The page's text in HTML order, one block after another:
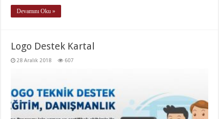
Devamını Oku »
Logo Destek Kartal
28 Aralık 2018 607